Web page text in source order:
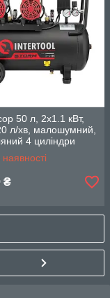
50 л, 2x1.1 кВт,
л/хв, малошумний,
4 циліндри
PT-0027
₴